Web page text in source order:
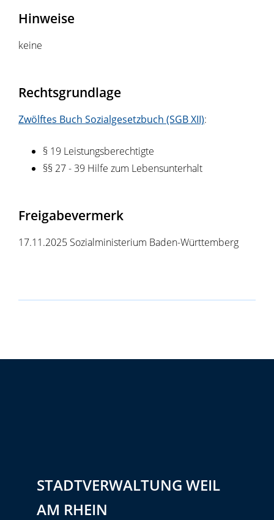
Hinweise
keine
Rechtsgrundlage
Zwölftes Buch Sozialgesetzbuch (SGB XII):
§ 19 Leistungsberechtigte
§§ 27 - 39 Hilfe zum Lebensunterhalt
Freigabevermerk
17.11.2025 Sozialministerium Baden-Württemberg
STADTVERWALTUNG WEIL
AM RHEIN